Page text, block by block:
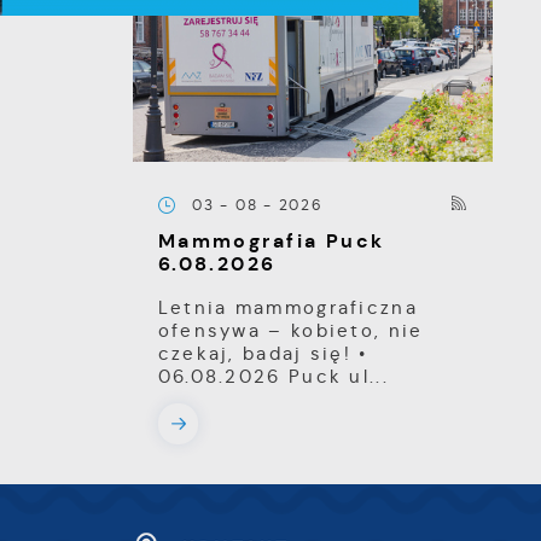
03 - 08 - 2026
Mammografia Puck
6.08.2026
Letnia mammograficzna
ofensywa – kobieto, nie
czekaj, badaj się! •
06.08.2026 Puck ul...